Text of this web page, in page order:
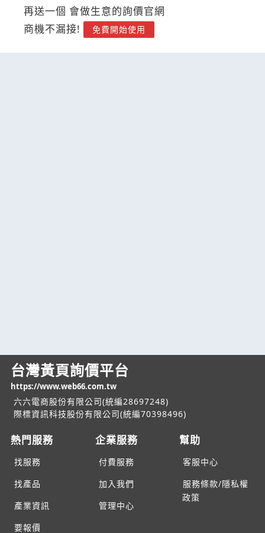
再送一個 會做生意的詢價官網
商機不漏接!
免費開始使用
台灣黃頁詢價平台
https://www.web66.com.tw
六六電商股份有限公司(統編28697248)
際標資訊科技股份有限公司(統編70398496)
熱門服務
找服務
找產品
產業資訊
要報價
企業服務
付費服務
加入我們
管理中心
幫助
客服中心
服務條款/隱私權
政策